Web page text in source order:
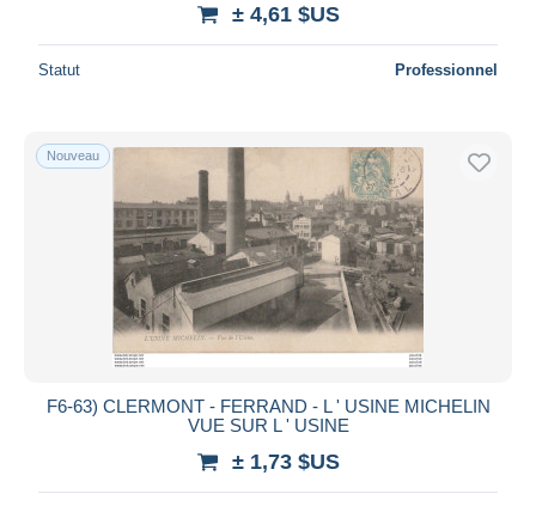
Tout désélectionner
Monde entier
Appliquer
± 4,61 $US
Statut Professionnel
Nouveau
F6-63) CLERMONT - FERRAND - L ' USINE MICHELIN
VUE SUR L ' USINE
± 1,73 $US